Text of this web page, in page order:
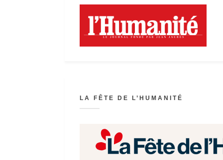
LA FÊTE DE L’HUMANITÉ